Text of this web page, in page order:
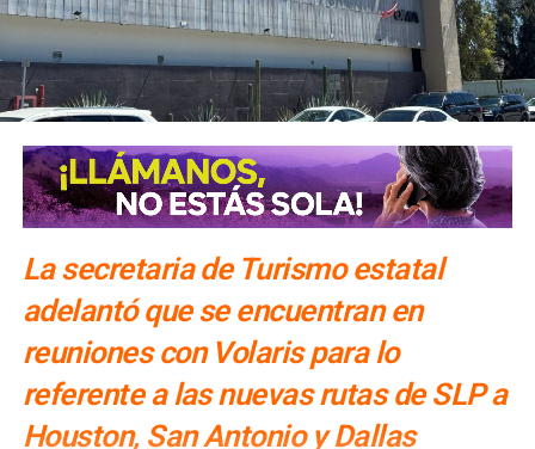
La secretaria de Turismo estatal
adelantó que se encuentran en
reuniones con Volaris para lo
referente a las nuevas rutas de SLP a
Houston, San Antonio y Dallas